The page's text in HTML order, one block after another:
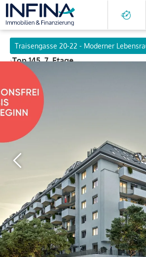
Traisengasse 20-22 - Moderner
›Top 145, 7. Etage